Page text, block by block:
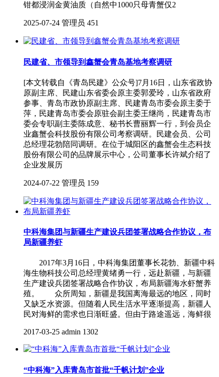
钳都浸润金黄油质（自然中1000只母青蟹仅2
2025-07-24 管理员 451
民建省、市领导到鑫蟹会青岛基地考察调研
[本文转载自《青岛民建》公众号]7月16日，山东省政协
原副主席、民建山东省委会原主委郭爱玲，山东省政府
参事、青岛市政协原副主席、民建青岛市委会原主委于
萍，民建青岛市委会原驻会副主委王继尚，民建青岛市
委会专职副主委陈成意、秘书长曹丽辉一行，到会员企
业鑫蟹会科技股份有限公司考察调研。民建会员、公司
总经理花勃陪同调研。在位于城阳区的鑫蟹会生态科技
股份有限公司的品牌展示中心，公司董事长许斌介绍了
企业发展历
2024-07-22 管理员 159
中科海集团与新疆生产建设兵团签署战略合作协议，布
局新疆养虾
2017年3月16日，中科海集团董事长花勃、新疆中科
海生物科技公司总经理黄绪勇一行，远赴新疆，与新疆
生产建设兵团签署战略合作协议，布局新疆海水虾蟹养
殖。 众所周知，新疆是我国离海最远的地区，同时
又缺乏水资源。但随着人民生活水平逐渐提高，新疆人
民对海鲜的需求也日渐旺盛。但由于路途遥远，海鲜很
2017-03-25 admin 1302
“中科海”入库青岛市首批“千帆计划”企业